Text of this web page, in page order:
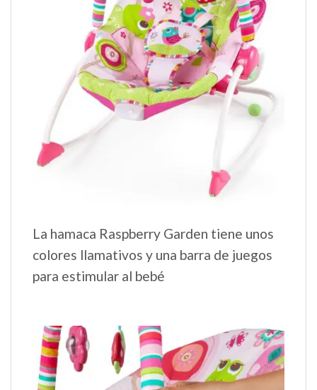
La hamaca Raspberry Garden tiene unos
colores llamativos y una barra de juegos
para estimular al bebé